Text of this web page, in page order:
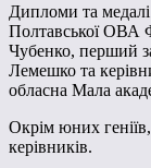
Дипломи та
Полтавської ОВА
Чубенко, перший
Лемешко та
обласна Мала
Окрім юних
керівників.